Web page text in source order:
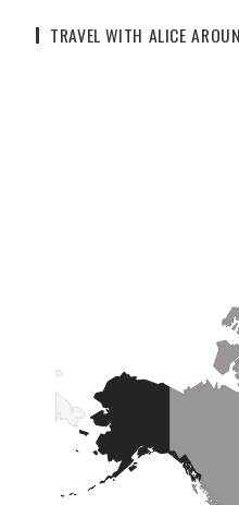
TRAVEL WITH ALICE